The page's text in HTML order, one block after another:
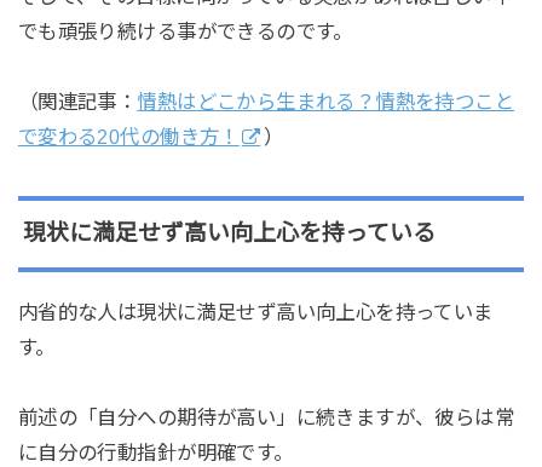
でも頑張り続ける事ができるのです。
（関連記事： 情熱はどこから生まれる？情熱を持つこと
で変わる20代の働き方！
）
現状に満足せず高い向上心を持っている
内省的な人は現状に満足せず高い向上心を持っていま
す。
前述の「自分への期待が高い」に続きますが、彼らは常
に自分の行動指針が明確です。